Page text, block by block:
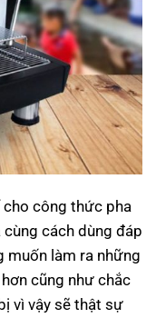
cho công thức pha
cách dùng đáp
muốn làm ra những
cũng như chắc
vì vậy sẽ thật sự